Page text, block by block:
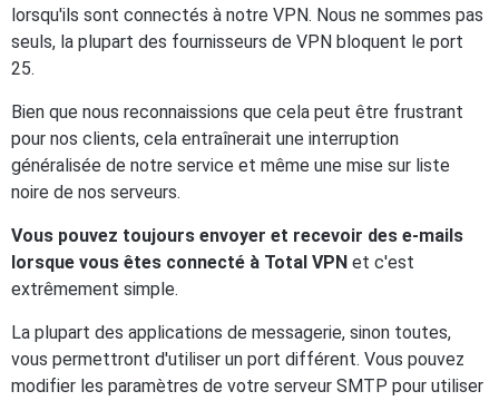
lorsqu'ils sont connectés à notre VPN. Nous ne sommes pas
seuls, la plupart des fournisseurs de VPN bloquent le port
25.
Bien que nous reconnaissions que cela peut être frustrant
pour nos clients, cela entraînerait une interruption
généralisée de notre service et même une mise sur liste
noire de nos serveurs.
Vous pouvez toujours envoyer et recevoir des e-mails
lorsque vous êtes connecté à Total VPN et c'est
extrêmement simple.
La plupart des applications de messagerie, sinon toutes,
vous permettront d'utiliser un port différent. Vous pouvez
modifier les paramètres de votre serveur SMTP pour utiliser